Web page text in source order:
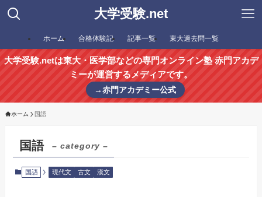
大学受験.net
ホーム 合格体験記 記事一覧 東大過去問一覧
大学受験.netは東大・医学部などの専門オンライン塾 赤門アカデ
ミーが運営するメディアです。
→赤門アカデミー公式
ホーム 国語
国語 – category –
国語 現代文 古文 漢文